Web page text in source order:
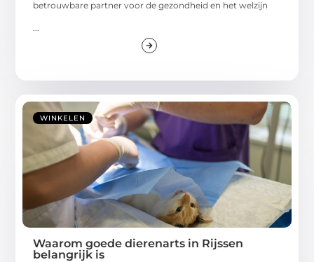
betrouwbare partner voor de gezondheid en het welzijn
WINKELEN
Waarom goede dierenarts in Rijssen
belangrijk is